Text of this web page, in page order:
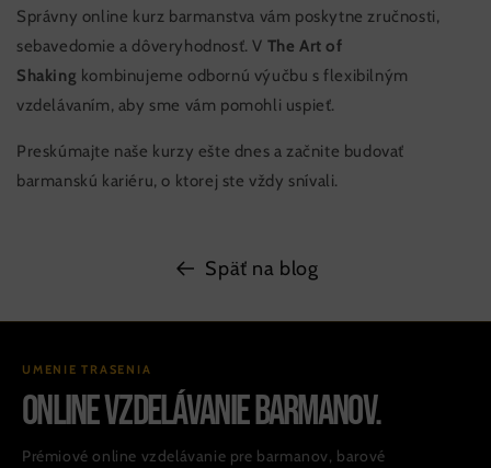
Správny online kurz barmanstva vám poskytne zručnosti,
sebavedomie a dôveryhodnosť. V The Art of
Shaking kombinujeme odbornú výučbu s flexibilným
vzdelávaním, aby sme vám pomohli uspieť.
Preskúmajte naše kurzy ešte dnes a začnite budovať
barmanskú kariéru, o ktorej ste vždy snívali.
Späť na blog
UMENIE TRASENIA
ONLINE VZDELÁVANIE BARMANOV.
Prémiové online vzdelávanie pre barmanov, barové